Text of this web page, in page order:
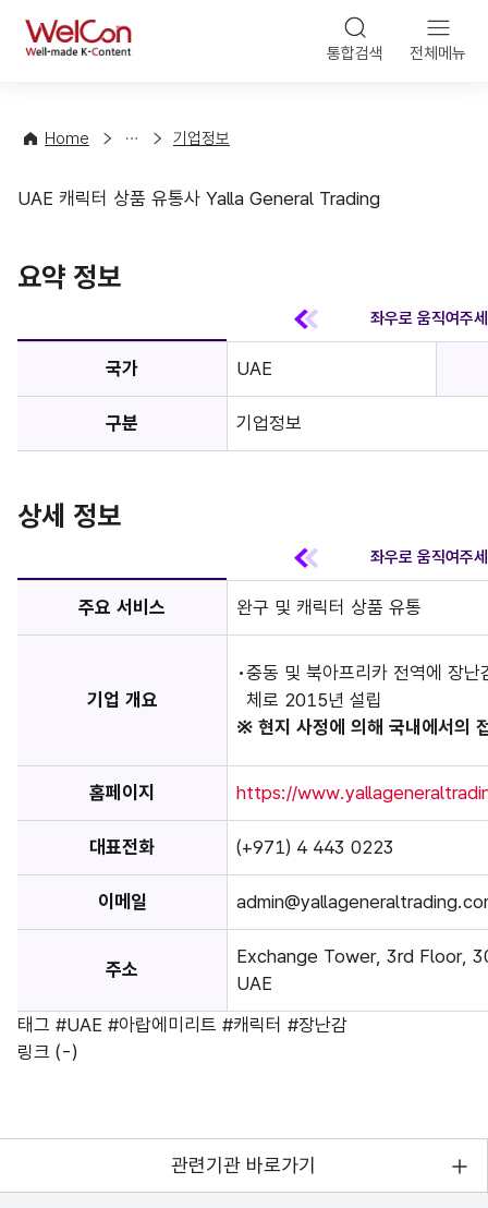
WelCon 통합검색 전체메뉴
Home
컨
팅
해
기
정
기업정보
기업정보
UAE 캐릭터 상품 유통사 Yalla General Trading
요약 정보
국가 UAE
구분 기업정보
상세 정보
주요 서비스 완구 및 캐릭터 상품 유통
기업 개요
중동 및 북아프리카 전역에 장
체로 2015년 설립
※ 현지 사정에 의해 국내에서의
홈페이지 https://
대표전화 (+971) 4 443 0223
이메일
주소
Exchange Tower, 3rd Floor,
UAE
태그 #UAE #아랍에미리트 #캐릭터 #장난감
링크 (-)
관련기관 바로가기